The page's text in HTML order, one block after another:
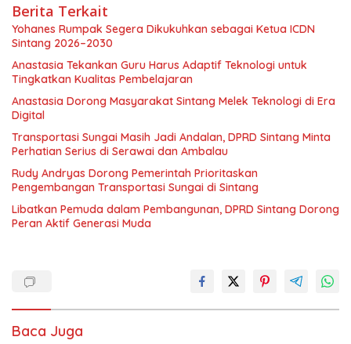
Berita Terkait
Yohanes Rumpak Segera Dikukuhkan sebagai Ketua ICDN
Sintang 2026–2030
Anastasia Tekankan Guru Harus Adaptif Teknologi untuk
Tingkatkan Kualitas Pembelajaran
Anastasia Dorong Masyarakat Sintang Melek Teknologi di Era
Digital
Transportasi Sungai Masih Jadi Andalan, DPRD Sintang Minta
Perhatian Serius di Serawai dan Ambalau
Rudy Andryas Dorong Pemerintah Prioritaskan
Pengembangan Transportasi Sungai di Sintang
Libatkan Pemuda dalam Pembangunan, DPRD Sintang Dorong
Peran Aktif Generasi Muda
Baca Juga